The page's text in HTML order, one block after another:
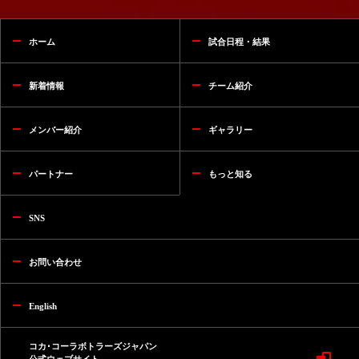
ホーム 試合日程・結果
新着情報 チーム紹介
メンバー紹介 ギャラリー
パートナー もっと知る
SNS
お問い合わせ
English
コカ･コーラボトラーズジャパン